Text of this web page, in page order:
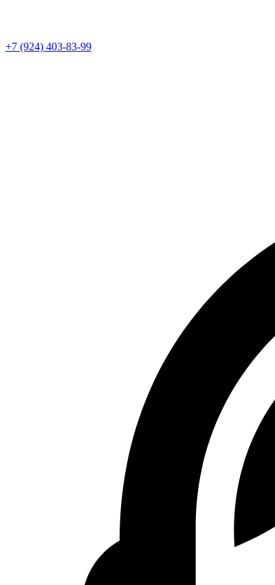
+7 (924) 403-83-99